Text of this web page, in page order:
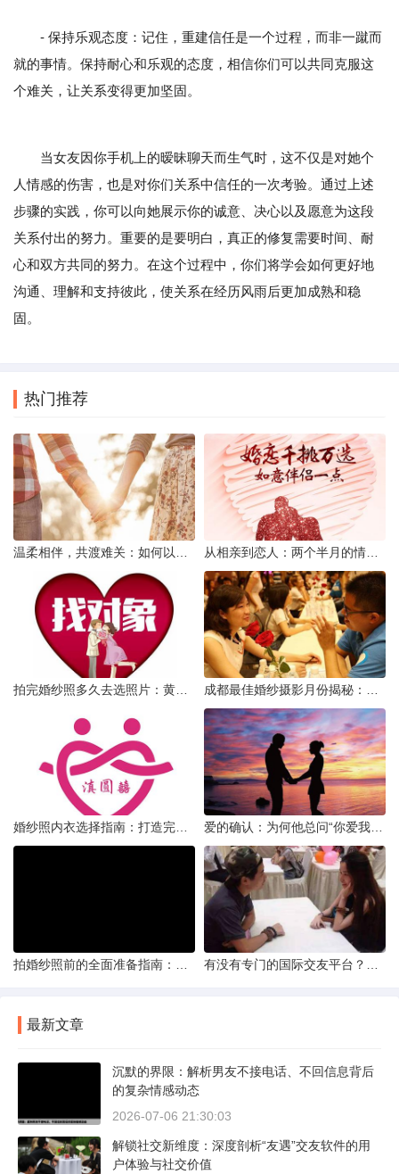
- 保持乐观态度：记住，重建信任是一个过程，而非一蹴而
就的事情。保持耐心和乐观的态度，相信你们可以共同克服这
个难关，让关系变得更加坚固。
当女友因你手机上的暧昧聊天而生气时，这不仅是对她个
人情感的伤害，也是对你们关系中信任的一次考验。通过上述
步骤的实践，你可以向她展示你的诚意、决心以及愿意为这段
关系付出的努力。重要的是要明白，真正的修复需要时间、耐
心和双方共同的努力。在这个过程中，你们将学会如何更好地
沟通、理解和支持彼此，使关系在经历风雨后更加成熟和稳
固。
热门推荐
最新文章
沉默的界限：解析男友不接电话、不回信息背后
的复杂情感动态
2026-07-06 21:30:03
解锁社交新维度：深度剖析“友遇”交友软件的用
户体验与社交价值